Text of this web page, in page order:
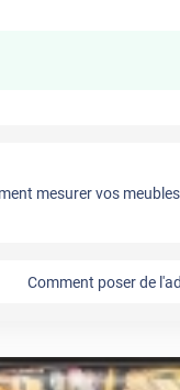
mesurer vos
Comment poser de